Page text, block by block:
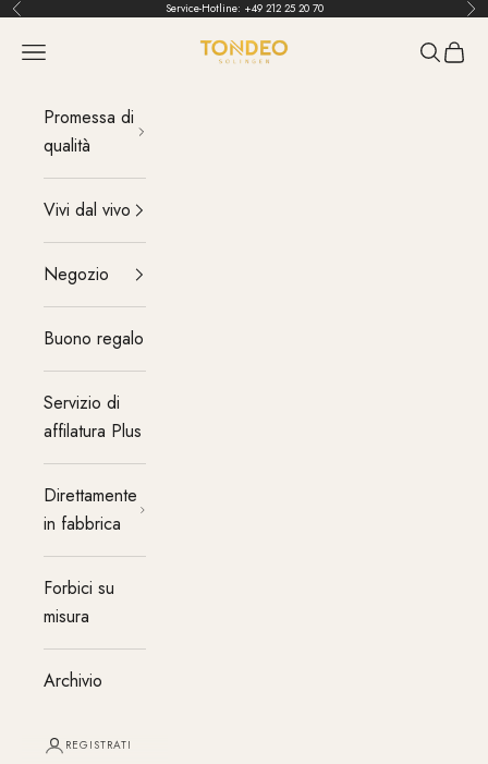
Vai al contenuto
Indietro Service-Hotline: +49 212 25 20 70
TONDEO
menu Cerca
Promessa di
qualità
Vivi dal vivo
Negozio
Buono regalo
Servizio di
affilatura Plus
Direttamente
in fabbrica
Forbici su
misura
Archivio
REGISTRATI